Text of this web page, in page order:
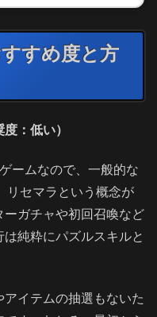
すめ度と方
：低い）
ームなので、一般的な
リセマラという概念が
ガチャや初回召喚など
純粋にパズルスキルと
イテムの抽選もないた